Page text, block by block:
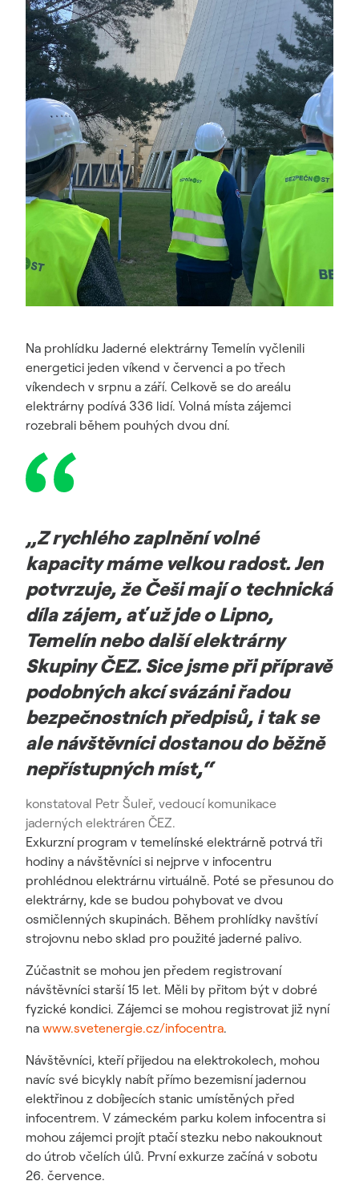
Na prohlídku Jaderné elektrárny Temelín vyčlenili
energetici jeden víkend v červenci a po třech
víkendech v srpnu a září. Celkově se do areálu
elektrárny podívá 336 lidí. Volná místa zájemci
rozebrali během pouhých dvou dní.
„Z rychlého zaplnění volné
kapacity máme velkou radost. Jen
potvrzuje, že Češi mají o technická
díla zájem, ať už jde o Lipno,
Temelín nebo další elektrárny
Skupiny ČEZ. Sice jsme při přípravě
podobných akcí svázáni řadou
bezpečnostních předpisů, i tak se
ale návštěvníci dostanou do běžně
nepřístupných míst,“
konstatoval Petr Šuleř, vedoucí komunikace
jaderných elektráren ČEZ.
Exkurzní program v temelínské elektrárně potrvá tři
hodiny a návštěvníci si nejprve v infocentru
prohlédnou elektrárnu virtuálně. Poté se přesunou do
elektrárny, kde se budou pohybovat ve dvou
osmičlenných skupinách. Během prohlídky navštíví
strojovnu nebo sklad pro použité jaderné palivo.
Zúčastnit se mohou jen předem registrovaní
návštěvníci starší 15 let. Měli by přitom být v dobré
fyzické kondici. Zájemci se mohou registrovat již nyní
na www.svetenergie.cz/infocentra.
Návštěvníci, kteří přijedou na elektrokolech, mohou
navíc své bicykly nabít přímo bezemisní jadernou
elektřinou z dobíjecích stanic umístěných před
infocentrem. V zámeckém parku kolem infocentra si
mohou zájemci projít ptačí stezku nebo nakouknout
do útrob včelích úlů. První exkurze začíná v sobotu
26. července.